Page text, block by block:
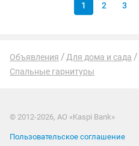
1 2 3
Объявления Для дома и сада
Спальные гарнитуры
© 2012-2026, АО «Kaspi Bank»
Пользовательское соглашение